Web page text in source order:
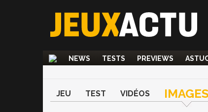
NEWS TESTS PREVIEWS
JEU TEST VIDÉOS IMAGES